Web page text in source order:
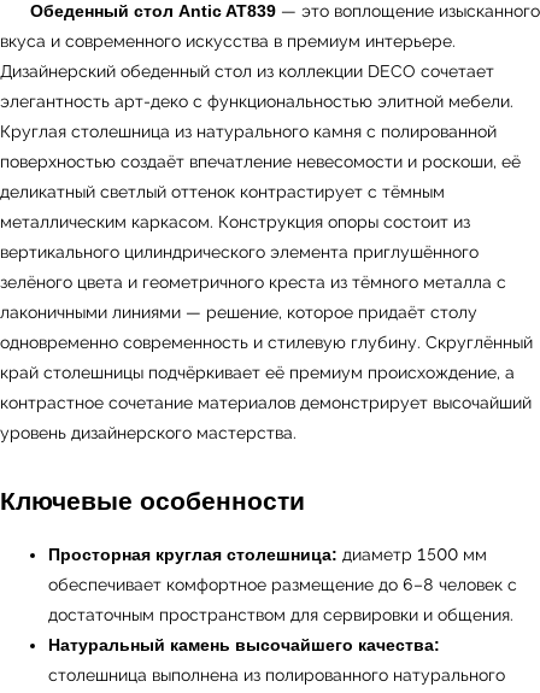
Обеденный стол Antic AT839 — это воплощение изысканного
вкуса и современного искусства в премиум интерьере.
Дизайнерский обеденный стол из коллекции DECO сочетает
элегантность арт-деко с функциональностью элитной мебели.
Круглая столешница из натурального камня с полированной
поверхностью создаёт впечатление невесомости и роскоши, её
деликатный светлый оттенок контрастирует с тёмным
металлическим каркасом. Конструкция опоры состоит из
вертикального цилиндрического элемента приглушённого
зелёного цвета и геометричного креста из тёмного металла с
лаконичными линиями — решение, которое придаёт столу
одновременно современность и стилевую глубину. Скруглённый
край столешницы подчёркивает её премиум происхождение, а
контрастное сочетание материалов демонстрирует высочайший
уровень дизайнерского мастерства.
Ключевые особенности
Просторная круглая столешница: диаметр 1500 мм
обеспечивает комфортное размещение до 6–8 человек с
достаточным пространством для сервировки и общения.
Натуральный камень высочайшего качества:
столешница выполнена из полированного натурального